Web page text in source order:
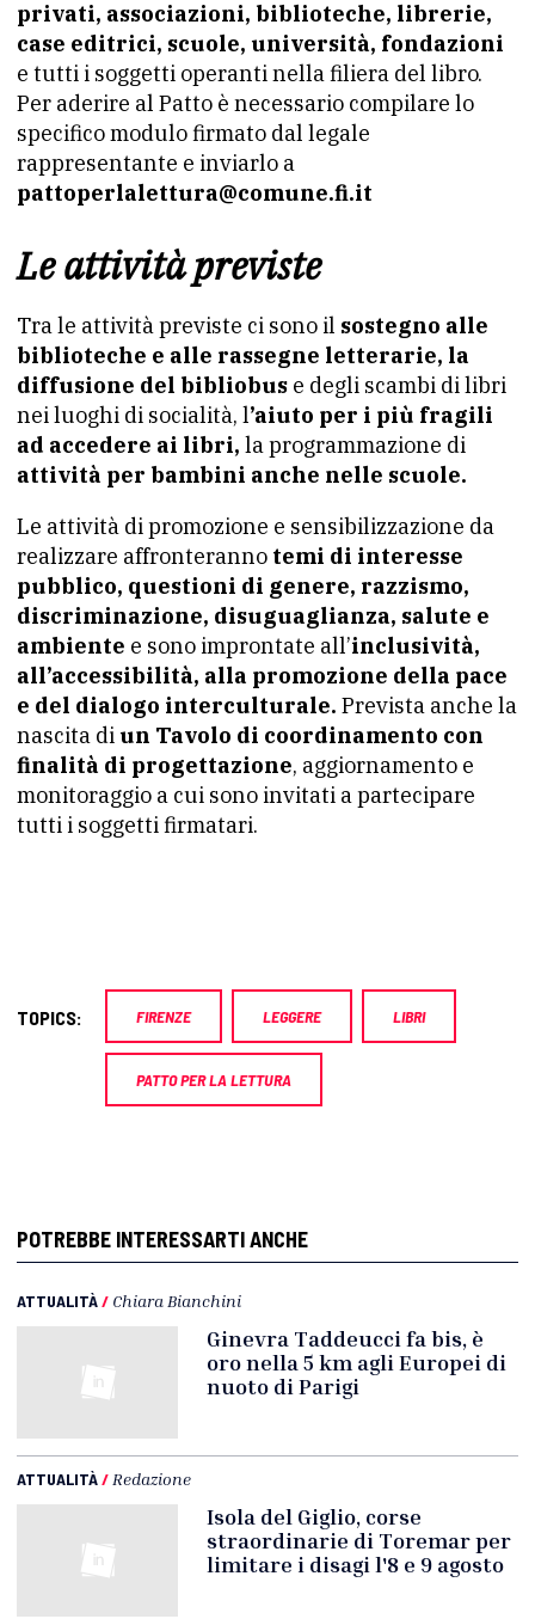
privati, associazioni, biblioteche, librerie,
case editrici, scuole, università, fondazioni
e tutti i soggetti operanti nella filiera del libro.
Per aderire al Patto è necessario compilare lo
specifico modulo firmato dal legale
rappresentante e inviarlo a
pattoperlalettura@comune.fi.it
Le attività previste
Tra le attività previste ci sono il sostegno alle
biblioteche e alle rassegne letterarie, la
diffusione del bibliobus e degli scambi di libri
nei luoghi di socialità, l’aiuto per i più fragili
ad accedere ai libri, la programmazione di
attività per bambini anche nelle scuole.
Le attività di promozione e sensibilizzazione da
realizzare affronteranno temi di interesse
pubblico, questioni di genere, razzismo,
discriminazione, disuguaglianza, salute e
ambiente e sono improntate all’inclusività,
all’accessibilità, alla promozione della pace
e del dialogo interculturale. Prevista anche la
nascita di un Tavolo di coordinamento con
finalità di progettazione, aggiornamento e
monitoraggio a cui sono invitati a partecipare
tutti i soggetti firmatari.
TOPICS: FIRENZE LEGGERE LIBRI
PATTO PER LA LETTURA
POTREBBE INTERESSARTI ANCHE
ATTUALITÀ/ Chiara Bianchini
Ginevra Taddeucci fa bis, è
oro nella 5 km agli Europei di
nuoto di Parigi
ATTUALITÀ/ Redazione
Isola del Giglio, corse
straordinarie di Toremar per
limitare i disagi l'8 e 9 agosto